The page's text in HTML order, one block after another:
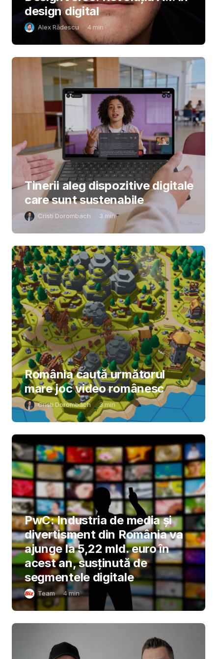
design digital
Alex Rădescu 4 min
Tinerii aleg dispozitive digitale
care sunt sustenabile
Cristi Dorombach 3 min
România caută următorul
mare joc video românesc
Cristi Dorombach 3min
PwC: Industria de media și
divertisment din România va
ajunge la 5,22 mld. euro în
acest an, susținută de
segmentele digitale
Team 4min